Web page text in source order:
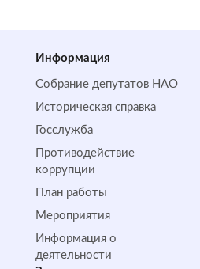
Информация
Собрание депутатов НАО
Историческая справка
Госслужба
Противодействие
коррупции
План работы
Мероприятия
Информация о
деятельности